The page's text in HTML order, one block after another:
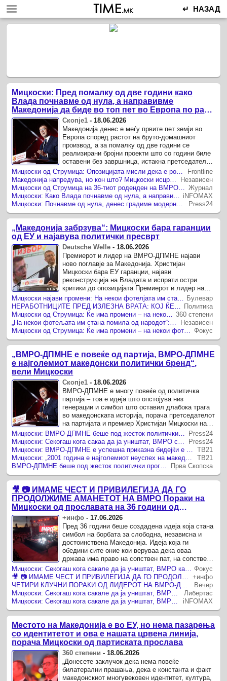
↵ НАЗАД
Мицкоски: Пред помалку од две години како
Влада почнавме од нула, а направивме
Македонија да биде во топ пет во Европа по раст
на БДП
Скопје1 - 18.06.2026
Македонија денес е меѓу првите пет земји во
Европа според растот на бруто-домашниот
производ, а за помалку од две години се
реализирани бројни проекти што со години биле
оставени без завршница, истакна претседателот
на ВМРО-ДПМНЕ и премиер Христијан Мицкоски
на одбележувањето на ...
Frontline
Независен
Журнал
iNFOMAX
Press24
„Македонија забрзува“: Мицкоски бара гаранции
од ЕУ и најавува политички пресврт
Deutsche Welle - 18.06.2026
Премиерот и лидер на ВМРО-ДПМНЕ најави
ново поглавје за Македонија. Христијан
Мицкоски бара ЕУ гаранции, најави
реконструкција на Владата и испрати остри
критики до опозицијата Премиерот и лидер на
Христијан Мицкоски, од Струмица по повод
роденденот на партијата порача дека ...
Булевар
Политика
360 степени
Независен
Фокус
„ВМРО-ДПМНЕ е повеќе од партија, ВМРО-ДПМНЕ
е најголемиот македонски политички бренд“,
вели Мицкоски
Скопје1 -18.06.2026
ВМРО-ДПМНЕ е многу повеќе од политичка
партија – тоа е идеја што опстојува низ
генерации и симбол што оставил длабока трага
во македонската историја, порача претседателот
на партијата и премиер Христијан Мицкоски на
одбележувањето на 36-годишнината од
основањето на ВМРО-ДПМНЕ, ...
Мицкоски: ВМРО-ДПМНЕ беше под жесток политички прогон, но денес е посилна од кога било
Press24
Мицкоски: Секогаш кога сакаа да ја уништат, ВМРО се враќаше посилна
Press24
Мицкоски: ВМРО-ДПМНЕ е успешна приказна бидејќи е вградена во темелите на Македонија
ТВ21
Мицкоски: „2001 година е најголемиот неуспех на македонската политика, тоа не требаше да се случи”!
ТВ21
ВМРО-ДПМНЕ беше под жесток политички прогон, но денес е посилна од кога било, кажа Мицкоски од Струмица
Прва Скопска
🎥 📷 ИМАМЕ ЧЕСТ И ПРИВИЛЕГИЈА ДА ГО
ПРОДОЛЖИМЕ АМАНЕТОТ НА ВМРО Пораки на
Мицкоски од прославата на 36 години од
основањето на ВМРО-ДПМНЕ
+инфо -17.06.2026
Пред 36 години беше создадена идеја која стана
симбол на борбата за слободна, независна и
достоинствена Македонија. Идеја која ги
обедини сите оние кои веруваа дека оваа
држава има право на сопствен пат, на сопствен
глас и на сопствена иднина.
Мицкоски: Секогаш кога сакале да ја уништат, ВМРО како чувар на Македонија се враќала посилна Фокус
🎥 📷 ИМАМЕ ЧЕСТ И ПРИВИЛЕГИЈА ДА ГО ПРОДОЛЖИМЕ АМАНЕТОТ НА ВМРО Мицкоски од прославата на 36 години од основањето на ВМРО-ДПМНЕ
+инфо
ЧЕТИРИ КЛУЧНИ ПОРАКИ ОД ЛИДЕРОТ НА ВМРО-ДПМНЕ НА 36-ТИОТ РОДЕНДЕН НА ПАРТИЈАТА: Дали ќе бидеме сведоци на времето или творци на времето?
Вечер
Мицкоски: Секогаш кога сакале да ја уништат, ВМРО како чувар на Македонија се враќала посилна
Либертас
Мицкоски: Секогаш кога сакале да ја уништат, ВМРО како чувар на Македонија се враќала посилна
iNFOMAX
Местото на Македонија е во ЕУ, но нема пазарења
со идентитетот и ова е нашата црвена линија,
порача Мицкоски од партиската прослава
360 степени -18.06.2026
„Донесете заклучок дека нема повеќе
билатерални прашања, дека е константа и факт
македонскиот многувековен идентитет, култура,